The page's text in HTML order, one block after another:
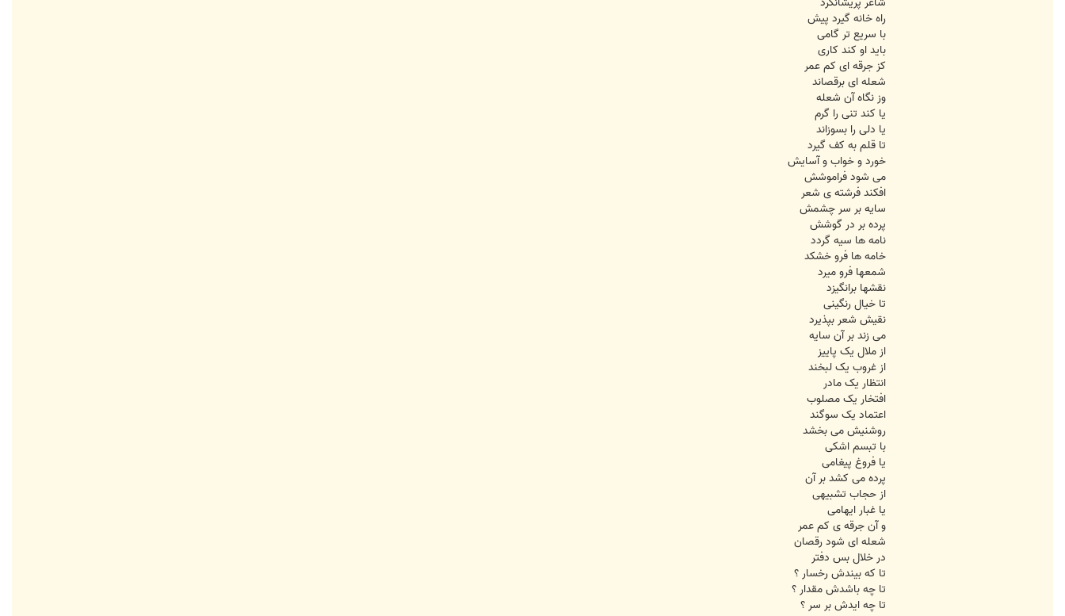
راه خانه گیرد پیش
با سریع تر گامی
باید او کند کاری
کز جرقه ای کم عمر
شعله ای برقصاند
وز نگاه آن شعله
یا کند تنی را گرم
یا دلی را بسوزاند
تا قلم به کف گیرد
خورد و خواب و آسایش
می شود فراموشش
افکند فرشته ی شعر
سایه بر سر چشمش
پرده بر در گوشش
نامه ها سیه گردد
خامه ها فرو خشکد
شمعها فرو میرد
نقشها برانگیزد
تا خیال رنگینی
نقیش شعر بپذیرد
می زند بر آن سایه
از ملال یک پاییز
از غروب یک لبخند
انتظار یک مادر
افتخار یک مصلوب
اعتماد یک سوگند
روشنیش می بخشد
با تبسم اشکی
یا فروغ پیغامی
پرده می کشد بر آن
از حجاب تشبیهی
یا غبار ایهامی
و آن جرقه ی کم عمر
شعله ای شود رقصان
در خلال بس دفتر
تا که بیندش رخسار ؟
تا چه باشدش مقدار ؟
تا چه ایدش بر سر ؟